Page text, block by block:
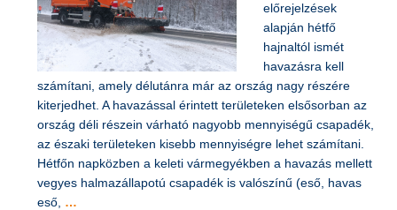
előrejelzések
alapján hétfő
hajnaltól ismét
havazásra kell
számítani, amely délutánra már az ország nagy részére
kiterjedhet. A havazással érintett területeken elsősorban az
ország déli részein várható nagyobb mennyiségű csapadék,
az északi területeken kisebb mennyiségre lehet számítani.
Hétfőn napközben a keleti vármegyékben a havazás mellett
vegyes halmazállapotú csapadék is valószínű (eső, havas
eső, …